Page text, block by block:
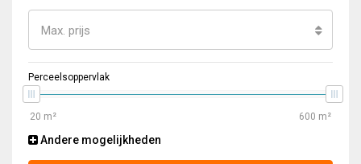
Max. prijs
Perceelsoppervlak
Andere mogelijkheden